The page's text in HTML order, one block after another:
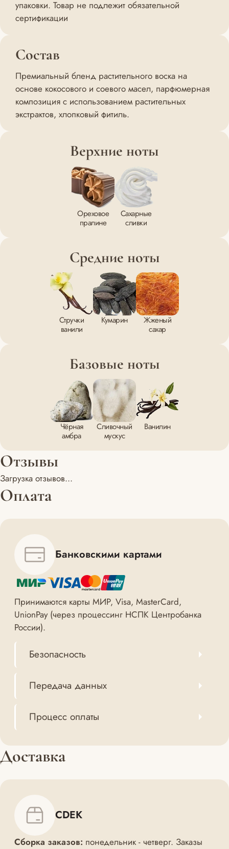
Состав
Премиальный бленд растительного воска на
основе кокосового и соевого масел, парфюмерная
композиция с использованием растительных
экстрактов, хлопковый фитиль.
Верхние ноты
Ореховое
пралине
Сахарные
сливки
Средние ноты
Стручки
ванили
Кумарин
Жженый
сахар
Базовые ноты
Чёрная
амбра
Сливочный
мускус
Ванилин
упаковки. Товар не подлежит обязательной
сертификации
Отзывы
Загрузка отзывов...
Оплата
Банковскими картами
Принимаются карты МИР, Visa, MasterCard,
UnionPay (через процессинг НСПК Центробанка
России).
Безопасность
Передача данных
Процесс оплаты
Доставка
CDEK
Сборка заказов: понедельник - четверг. Заказы